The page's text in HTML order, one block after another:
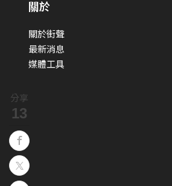
分享
13
關於
關於街聲
最新消息
媒體工具